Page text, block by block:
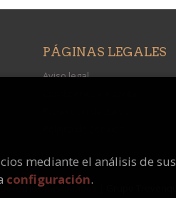
PÁGINAS LEGALES
Aviso legal
Reservados |
mediante el análisis de sus
configuración.